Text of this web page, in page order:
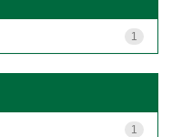
1
1